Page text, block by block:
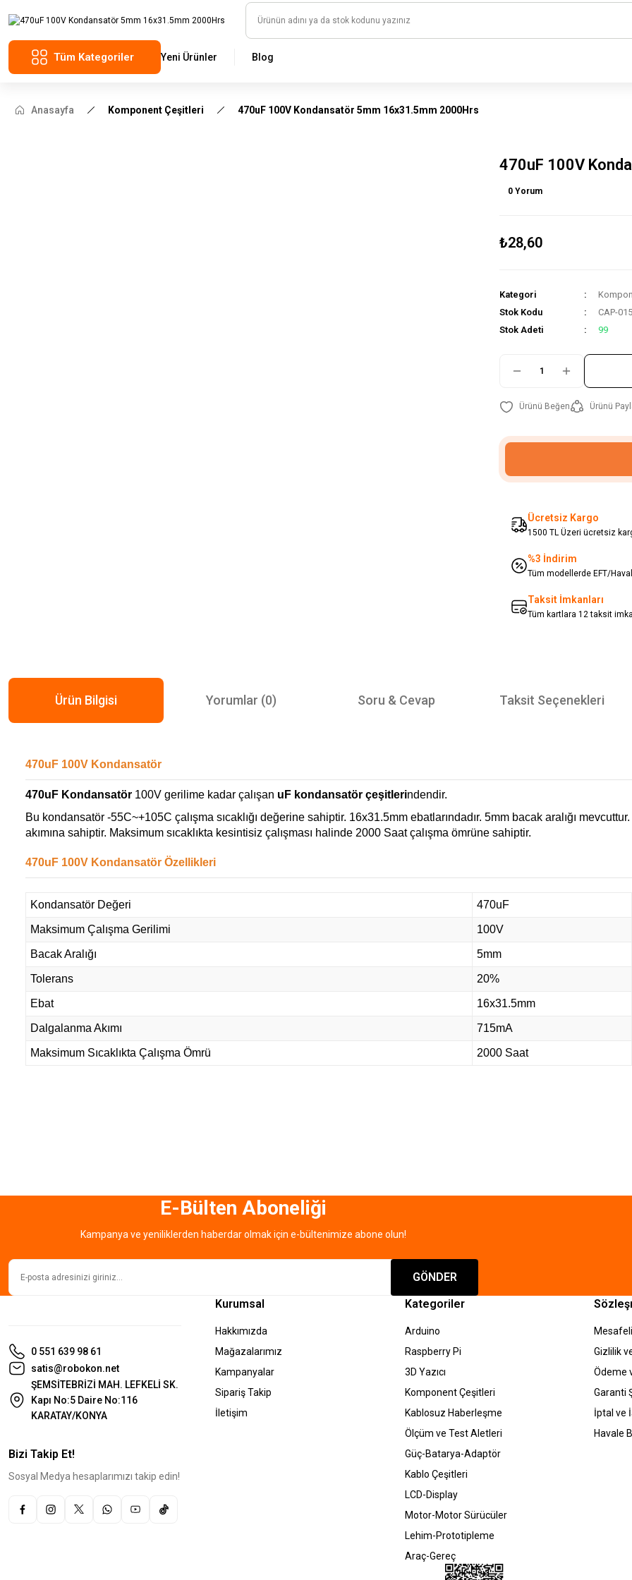
HAYAL ET - TASARLA - ÇALIŞTIR
Tüm Kategoriler Yeni Ürünler Blog
Anasayfa Komponent Çeşitleri 470uF 100V Kondansatör 5mm 16x31.5mm 2000Hrs
470uF 100V
0 Yorum
₺28,60
Kategori
Stok Kodu
CAP-
Stok Adeti
99
Ürünü
Ücretsiz Kargo
1500 TL Üzeri ücretsiz
%3 İndirim
Tüm modellerde EFT/
Taksit İmkanları
Tüm kartlara 12 taksit
Ürün Bilgisi Yorumlar (0) Soru & Cevap Taksit Seçenekleri
470uF 100V Kondansatör
470uF Kondansatör 100V gerilime kadar çalışan uF kondansatör çeşitlerindendir.
Bu kondansatör -55C~+105C çalışma sıcaklığı değerine sahiptir. 16x31.5mm ebatlarındadır. 5mm bacak aralığı
akımına sahiptir. Maksimum sıcaklıkta kesintisiz çalışması halinde 2000 Saat çalışma ömrüne sahiptir.
470uF 100V Kondansatör Özellikleri
Kondansatör Değeri 470uF
Maksimum Çalışma Gerilimi 100V
Bacak Aralığı 5mm
Tolerans 20%
Ebat 16x31.5mm
Dalgalanma Akımı 715mA
Maksimum Sıcaklıkta Çalışma Ömrü 2000 Saat
E-Bülten Aboneliği
Kampanya ve yeniliklerden haberdar olmak için e-bültenimize abone olun!
GÖNDER
0 551 639 98 61
satis@robokon.net
ŞEMSİTEBRİZİ MAH. LEFKELİ SK.
Kapı No:5 Daire No:116
KARATAY/KONYA
Bizi Takip Et!
Sosyal Medya hesaplarımızı takip edin!
Kurumsal
Hakkımızda
Mağazalarımız
Kampanyalar
Sipariş Takip
İletişim
Kategoriler
Arduino
Raspberry Pi
3D Yazıcı
Komponent Çeşitleri
Kablosuz Haberleşme
Ölçüm ve Test Aletleri
Güç-Batarya-Adaptör
Kablo Çeşitleri
LCD-Display
Motor-Motor Sürücüler
Lehim-Prototipleme
Araç-Gereç
Gizlilik
Ödeme
Garanti
İptal ve
Havale